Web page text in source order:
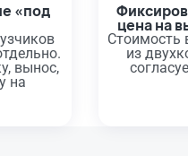
«под
вынос,
на
цена на
Стоимость
из